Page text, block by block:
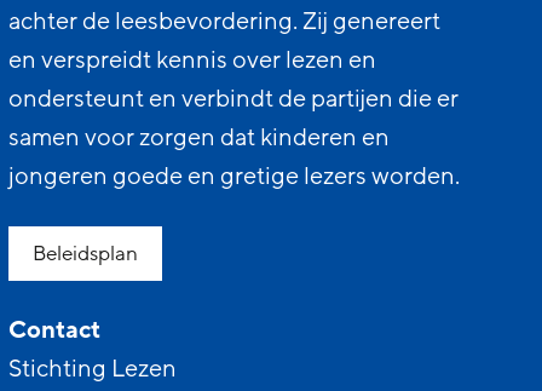
achter de leesbevordering. Zij genereert
en verspreidt kennis over lezen en
ondersteunt en verbindt de partijen die er
samen voor zorgen dat kinderen en
jongeren goede en gretige lezers worden.
Beleidsplan
Contact
Stichting Lezen